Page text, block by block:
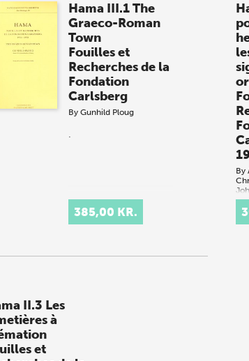
Hama III.1 The
Graeco-Roman
Town
Fouilles et
Recherches de la
Fondation
Carlsberg
By Gunhild Ploug
.
385,00 KR.
By
II.3 Les
à
et